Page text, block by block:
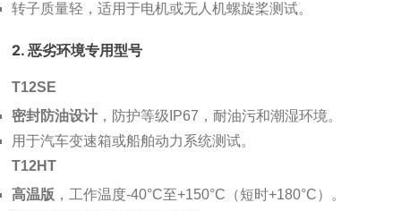
转子质量轻，适用于电机或无人机螺旋桨测试。
2. 恶劣环境专用型号
T12SE
密封防油设计 ，防护等级IP67，耐油污和潮湿环境。
用于汽车变速箱或船舶动力系统测试。
T12HT
高温版 ，工作温度-40°C至+150°C（短时+180°C）。